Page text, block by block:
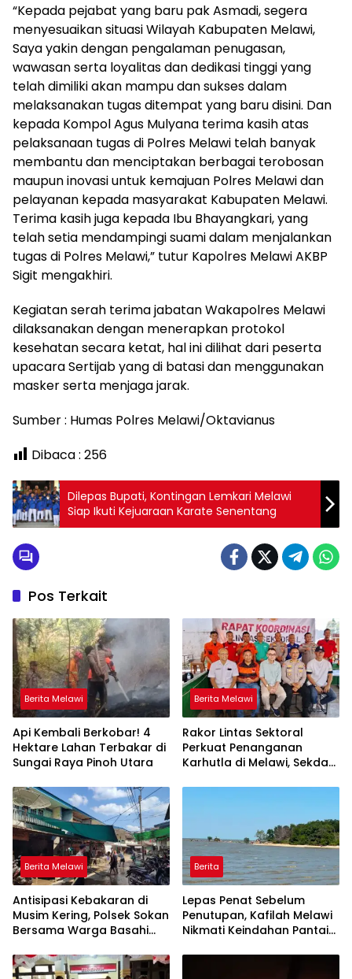
“Kepada pejabat yang baru pak Asmadi, segera
menyesuaikan situasi Wilayah Kabupaten Melawi,
Saya yakin dengan pengalaman penugasan,
wawasan serta loyalitas dan dedikasi tinggi yang
telah dimiliki akan mampu dan sukses dalam
melaksanakan tugas ditempat yang baru disini. Dan
kepada Kompol Agus Mulyana terima kasih atas
pelaksanaan tugas di Polres Melawi telah banyak
membantu dan menciptakan berbagai terobosan
maupun inovasi untuk kemajuan Polres Melawi dan
pelayanan kepada masyarakat Kabupaten Melawi.
Terima kasih juga kepada Ibu Bhayangkari, yang
telah setia mendampingi suami dalam menjalankan
tugas di Polres Melawi,” tutur Kapolres Melawi AKBP
Sigit mengakhiri.
Kegiatan serah terima jabatan Wakapolres Melawi
dilaksanakan dengan menerapkan protokol
kesehatan secara ketat, hal ini dilihat dari peserta
upacara Sertijab yang di batasi dan menggunakan
masker serta menjaga jarak.
Sumber : Humas Polres Melawi/Oktavianus
Dibaca : 256
Dilepas Bupati, Kontingan Lemkari Melawi
Siap Ikuti Kejuaraan Karate Senentang
Pos Terkait
Berita Melawi
Api Kembali Berkobar! 4
Hektare Lahan Terbakar di
Sungai Raya Pinoh Utara
Berita Melawi
Rakor Lintas Sektoral
Perkuat Penanganan
Karhutla di Melawi, Sekda
Tingkatkan Kewaspadaan
Berita Melawi
Antisipasi Kebakaran di
Musim Kering, Polsek Sokan
Bersama Warga Basahi
Berita
Lepas Penat Sebelum
Penutupan, Kafilah Melawi
Nikmati Keindahan Pantai